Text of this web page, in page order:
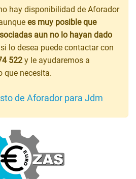
hay disponibilidad de Aforador
es muy posible que
aun no lo hayan dado
si lo desea puede contactar con
522 y le ayudaremos a
que necesita.
de Aforador para Jdm